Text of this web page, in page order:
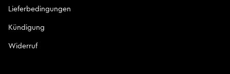
Lieferbedingungen
Kündigung
Widerruf